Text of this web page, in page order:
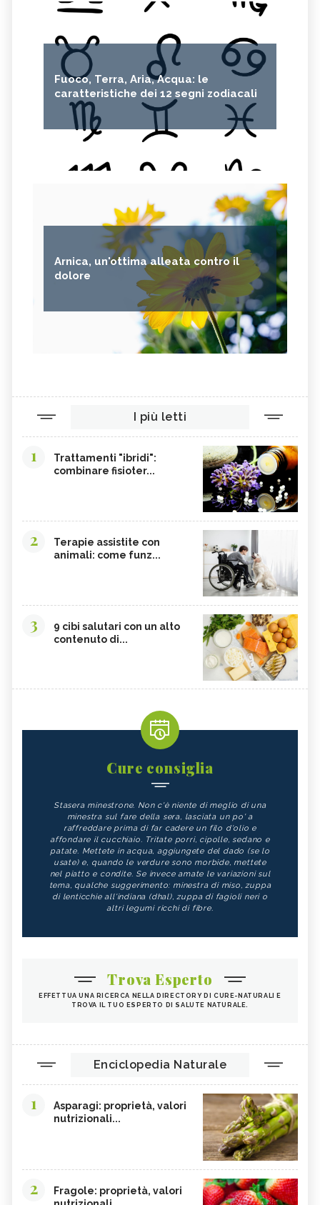
Fuoco, Terra, Aria, Acqua: le
caratteristiche dei 12 segni zodiacali
Arnica, un'ottima alleata contro il
dolore
I più letti
1
Trattamenti "ibridi":
combinare fisioter...
2
Terapie assistite con
animali: come funz...
3
9 cibi salutari con un alto
contenuto di...
Cure consiglia
Stasera minestrone. Non c'è niente di meglio di una
minestra sul fare della sera, lasciata un po' a
raffreddare prima di far cadere un filo d'olio e
affondare il cucchiaio. Tritate porri, cipolle, sedano e
patate. Mettete in acqua, aggiungete del dado (se lo
usate) e, quando le verdure sono morbide, mettete
nel piatto e condite. Se invece amate le variazioni sul
tema, qualche suggerimento: minestra di miso, zuppa
di lenticchie all'indiana (dhal), zuppa di fagioli neri o
altri legumi ricchi di fibre.
Trova Esperto
EFFETTUA UNA RICERCA NELLA DIRECTORY DI CURE-NATURALI E
TROVA IL TUO ESPERTO DI SALUTE NATURALE.
Enciclopedia Naturale
1
Asparagi: proprietà, valori
nutrizionali...
2
Fragole: proprietà, valori